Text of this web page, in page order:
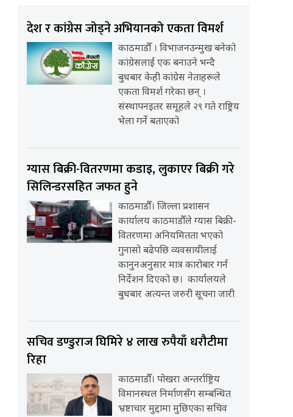
देश र कांग्रेस जोड्ने अभियानको एकता विमर्श
काठमाडौँ । विभाजनउन्मुख बनेको
कांग्रेसलाई एक बनाउने भन्दै
बुधबार केही कांग्रेस नेताहरूले
एकता विमर्श गरेका छन् ।
संस्थापनइतर समूहले २९ गते राष्ट्रिय
भेला गर्ने बताएको
ग्यास बिक्री-वितरणमा कडाइ, लुकाएर बिक्री गरे
सिलिन्डरसहित जफत हुने
काठमाडौँ। जिल्ला प्रशासन
कार्यालय काठमाडौँले ग्यास बिक्री-
वितरणमा अनियमितता भएको
गुनासो बढेपछि व्यवसायीलाई
कानुनअनुसार मात्र कारोबार गर्न
निर्देशन दिएको छ। कार्यालयले
बुधबार अत्यन्त जरुरी सूचना जारी
सचिव डण्डुराज घिमिरे ४ लाख रुपैयाँ धरौटीमा
रिहा
काठमाडौँ। पोखरा अन्तर्राष्ट्रिय
विमानस्थल निर्माणसँग सम्बन्धित
भ्रष्टाचार मुद्दामा मुछिएका सचिव